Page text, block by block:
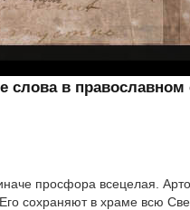
слова в православном
просфора всецелая.
сохраняют в храме всю